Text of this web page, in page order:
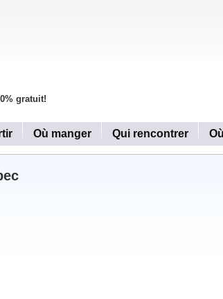
gratuit!
Où manger Qui rencontrer